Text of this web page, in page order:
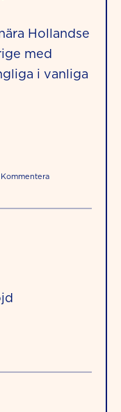
Hollandse
med
i vanliga
Kommentera